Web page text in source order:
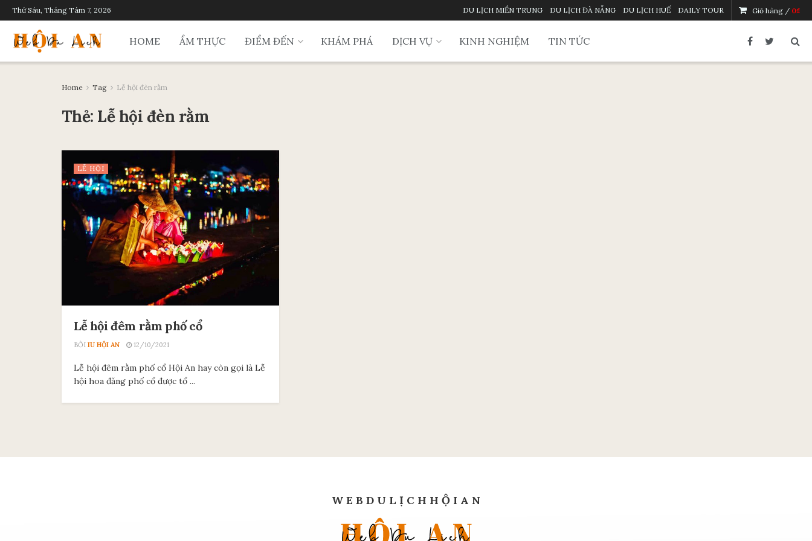
Thứ Sáu, Tháng Tám 7, 2026 DU LỊCH MIỀN TRUNG DU LỊCH ĐÀ NẴNG DU LỊCH HUẾ DAILY TOUR Giỏ hàng / 0₫
HOME ẨM THỰC ĐIỂM ĐẾN KHÁM PHÁ DỊCH VỤ KINH NGHIỆM TIN TỨC
Home Tag Lễ hội đèn rằm
Thẻ: Lễ hội đèn rằm
LỄ HỘI
Lễ hội đêm rằm phố cổ
BỞI IU HỘI AN 12/10/2021
Lễ hội đêm rằm phố cổ Hội An hay còn gọi là Lễ
hội hoa đăng phố cổ được tổ ...
W E B D U L Ị C H H Ộ I A N